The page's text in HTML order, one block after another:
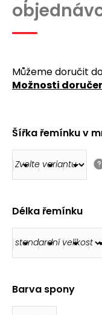
Barva spony
Délka řemínku
Šířka řemínku v
Můžeme doručit
Možnosti
o
p
u
č
u
e
MILÁNSKÝ
TAH
AOS003
Kč